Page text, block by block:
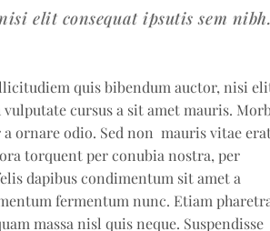
elit consequat ipsutis sem nibh.
quis bibendum auctor, nisi
cursus a sit amet mauris.
ornare odio. Sed non mauris vitae
torquent per conubia nostra, per
dapibus condimentum sit amet a
fermentum nunc. Etiam
massa nisl quis neque. Suspendisse